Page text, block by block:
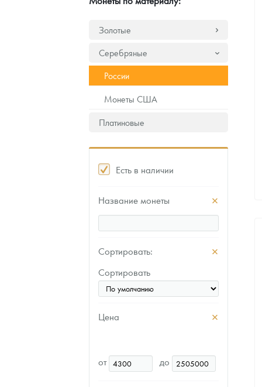
Книги по нумизматике
Золотые
Серебряные
России
Монеты США
Платиновые
Есть в наличии
Название монеты
Сортировать:
Сортировать
Цена
от до